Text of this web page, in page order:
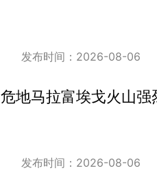
发布时间：2026-08-06
危地马拉富埃戈火山
发布时间：2026-08-06